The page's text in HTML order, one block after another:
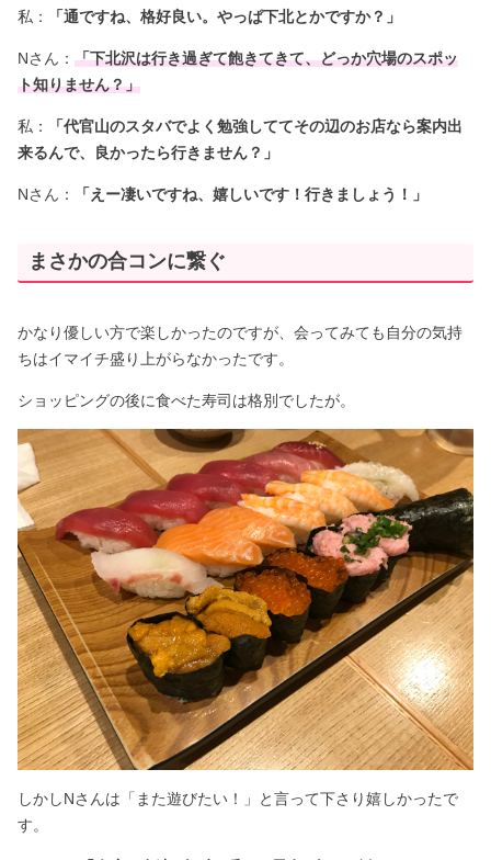
私： 「通ですね、格好良い。やっぱ下北とかですか？」
Nさん：「下北沢は行き過ぎて飽きてきて、どっか穴場のスポッ
ト知りません？」
私：
「代官山のスタバでよく勉強しててその辺のお店なら案内出
来るんで、良かったら行きません？」
Nさん： 「えー凄いですね、嬉しいです！行きましょう！」
まさかの合コンに繋ぐ
かなり優しい方で楽しかったのですが、会ってみても自分の気持
ちはイマイチ盛り上がらなかったです。
ショッピングの後に食べた寿司は格別でしたが。
しかしNさんは「また遊びたい！」と言って下さり嬉しかったで
す。